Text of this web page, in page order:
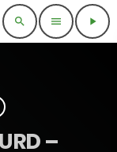
search menu play_arrow
–